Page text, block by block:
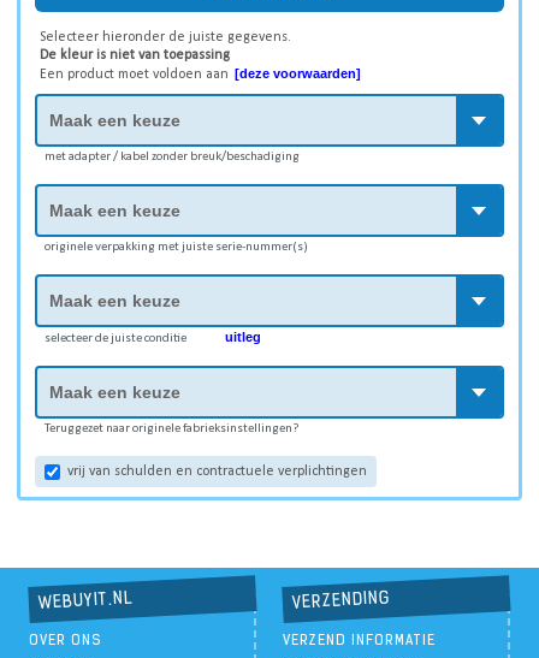
Selecteer hieronder de juiste gegevens.
De kleur is niet van toepassing
Een product moet voldoen aan [deze voorwaarden]
met adapter / kabel zonder breuk/beschadiging
originele verpakking met juiste serie-nummer(s)
selecteer de juiste conditie uitleg
Teruggezet naar originele fabrieksinstellingen?
vrij van schulden en contractuele verplichtingen
WEBUYIT.NL
OVER ONS
VERZENDING
VERZEND INFORMATIE